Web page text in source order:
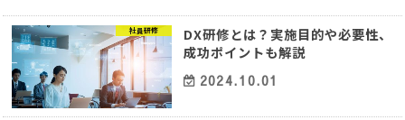
社員研修
DX研修とは？実施目的や必要性、
成功ポイントも解説
2024.10.01